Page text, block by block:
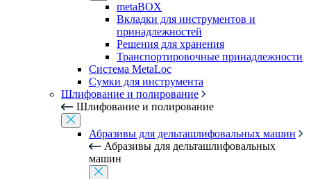
metaBOX
Вкладки для инструментов и
принадлежностей
Решения для хранения
Транспортировочные принадлежности
Система MetaLoc
Сумки для инструмента
Шлифование и полирование
Шлифование и полирование
Абразивы для дельташлифовальных машин
Абразивы для дельташлифовальных
машин